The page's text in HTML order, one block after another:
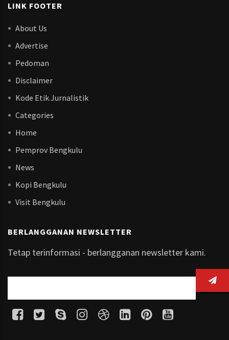
LINK FOOTER
About Us
Advertise
Pedoman
Disclaimer
Kode Etik Jurnalistik
Categories
Home
Pemprov Bengkulu
News
Kopi Bengkulu
Visit Bengkulu
BERLANGGANAN NEWSLETTER
Tetap terinformasi - berlangganan newsletter kami.